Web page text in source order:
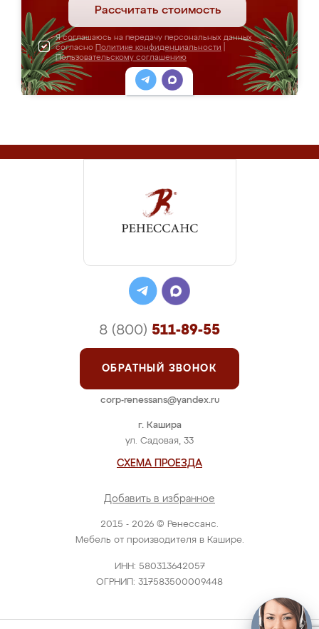
Рассчитать стоимость
Я соглашаюсь на передачу персональных данных
согласно Политике конфиденциальности
Пользовательскому соглашению
2015 - 2026 © Ренессанс.
Мебель от производителя в Кашире.
ИНН: 580313642057
ОГРНИП: 317583500009448
г. Кашира
ул. Садовая, 33
СХЕМА ПРОЕЗДА
Добавить в избранное
8 (800) 511-89-55
ОБРАТНЫЙ ЗВОНОК
corp-renessans@yandex.ru